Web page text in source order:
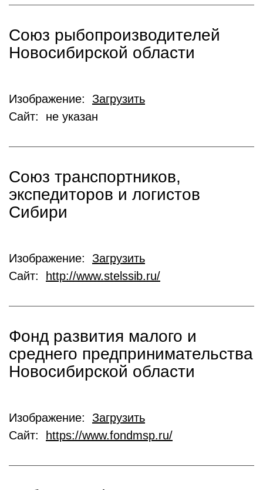
Союз рыбопроизводителей
Новосибирской области
Изображение: Загрузить
Сайт: не указан
Союз транспортников,
экспедиторов и логистов
Сибири
Изображение: Загрузить
Сайт:
http://www.stelssib.ru/
Фонд развития малого и
среднего предпринимательства
Новосибирской области
Изображение: Загрузить
Сайт:
https://www.fondmsp.ru/